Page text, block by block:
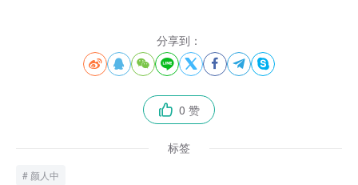
分享到：
       
 0 赞
标签
颜人中